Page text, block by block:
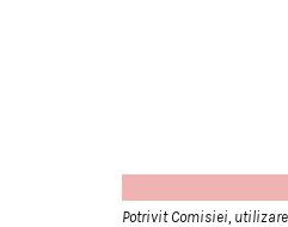
Potrivit Comisiei,